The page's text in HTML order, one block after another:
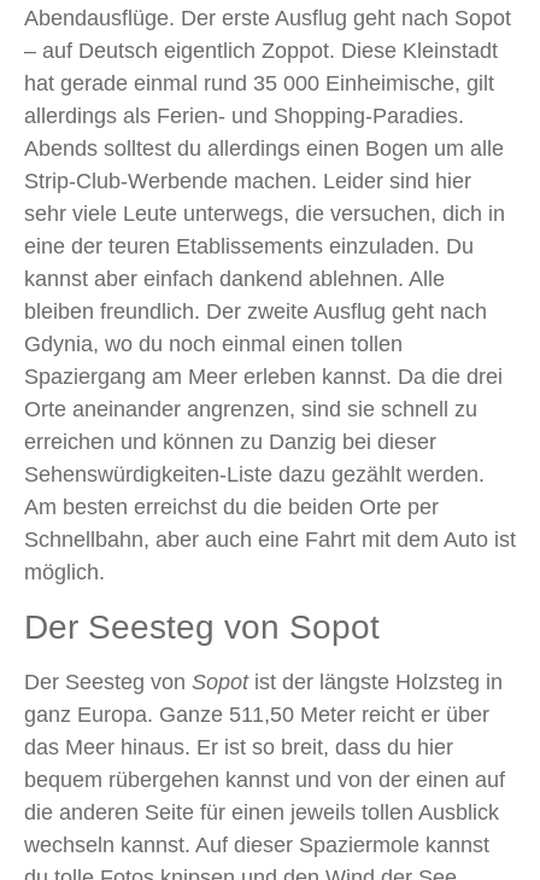
Abendausflüge. Der erste Ausflug geht nach Sopot
– auf Deutsch eigentlich Zoppot. Diese Kleinstadt
hat gerade einmal rund 35 000 Einheimische, gilt
allerdings als Ferien- und Shopping-Paradies.
Abends solltest du allerdings einen Bogen um alle
Strip-Club-Werbende machen. Leider sind hier
sehr viele Leute unterwegs, die versuchen, dich in
eine der teuren Etablissements einzuladen. Du
kannst aber einfach dankend ablehnen. Alle
bleiben freundlich. Der zweite Ausflug geht nach
Gdynia, wo du noch einmal einen tollen
Spaziergang am Meer erleben kannst. Da die drei
Orte aneinander angrenzen, sind sie schnell zu
erreichen und können zu Danzig bei dieser
Sehenswürdigkeiten-Liste dazu gezählt werden.
Am besten erreichst du die beiden Orte per
Schnellbahn, aber auch eine Fahrt mit dem Auto ist
möglich.
Der Seesteg von Sopot
Der Seesteg von Sopotist der längste Holzsteg in
ganz Europa. Ganze 511,50 Meter reicht er über
das Meer hinaus. Er ist so breit, dass du hier
bequem rübergehen kannst und von der einen auf
die anderen Seite für einen jeweils tollen Ausblick
wechseln kannst. Auf dieser Spaziermole kannst